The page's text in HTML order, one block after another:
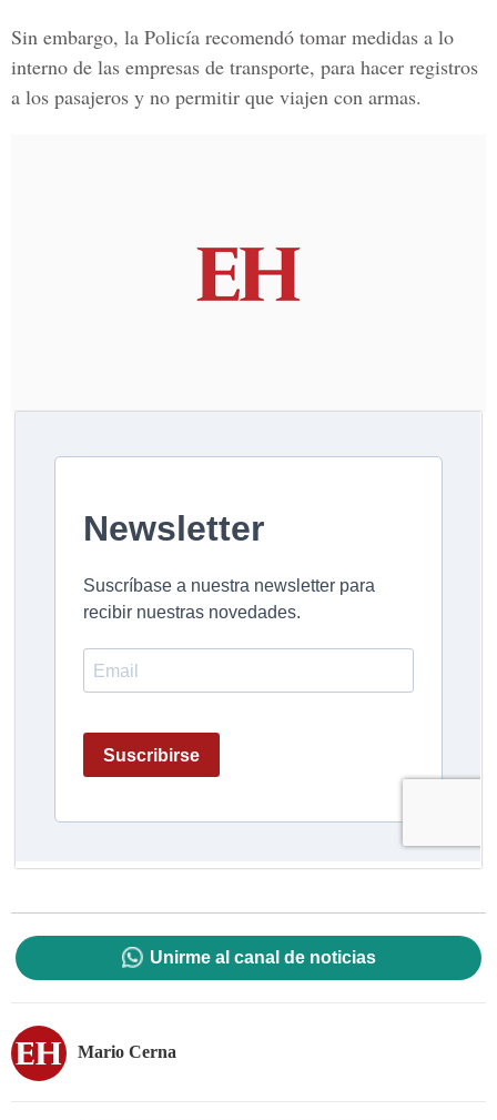
Sin embargo, la Policía recomendó tomar medidas a lo
interno de las empresas de transporte, para hacer registros
a los pasajeros y no permitir que viajen con armas.
Unirme al canal de noticias
Mario Cerna